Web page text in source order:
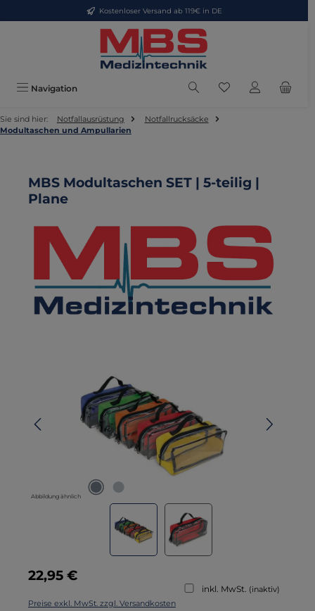
Zum Hauptinhalt springenKostenloser Versand ab 119€ in DE
Navigation Du hast 0
Sie sind hier: Notfallausrüstung
Notfallrucksäcke
Modultaschen und Ampullarien
MBS Modultaschen SET | 5-teilig |
Plane
Abbildung ähnlich
Regulärer Preis:
22,95 €
inkl. MwSt. (inaktiv)
Preise exkl. MwSt. zzgl. Versandkosten